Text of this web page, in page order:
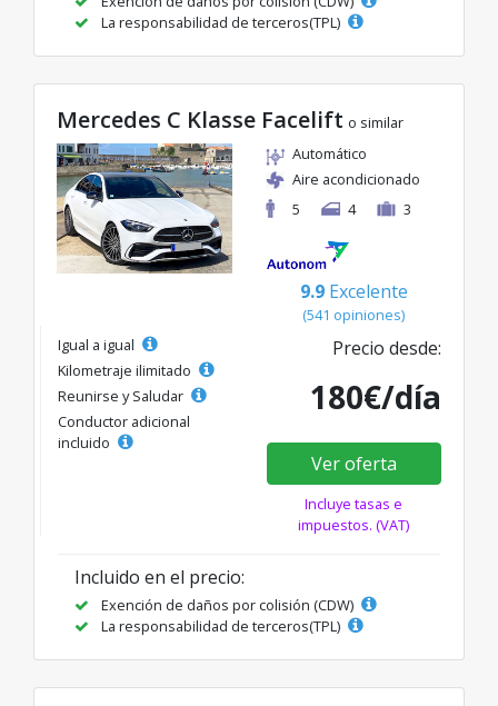
La responsabilidad de terceros(TPL)
Mercedes C Klasse Facelift o similar
Automático
Aire acondicionado
5
4 3
9.9 Excelente
(541 opiniones)
Igual a igual
Kilometraje ilimitado
Reunirse y Saludar
Conductor adicional
incluido
Precio desde:
180€/día
Ver oferta
Incluye tasas e
impuestos. (VAT)
Incluido en el precio:
Exención de daños por colisión (CDW)
La responsabilidad de terceros(TPL)